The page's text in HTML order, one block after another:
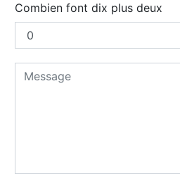
Combien font dix plus deux